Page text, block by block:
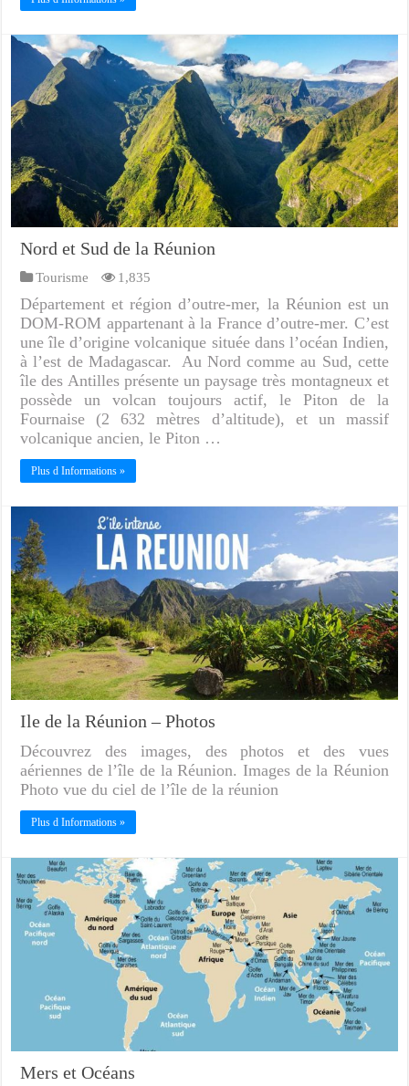
Nord et Sud de la Réunion
Tourisme 1,835
Département et région d’outre-mer, la Réunion est un
DOM-ROM appartenant à la France d’outre-mer. C’est
une île d’origine volcanique située dans l’océan Indien,
à l’est de Madagascar. Au Nord comme au Sud, cette
île des Antilles présente un paysage très montagneux et
possède un volcan toujours actif, le Piton de la
Fournaise (2 632 mètres d’altitude), et un massif
volcanique ancien, le Piton …
Plus d Informations »
Ile de la Réunion – Photos
Découvrez des images, des photos et des vues
aériennes de l’île de la Réunion. Images de la Réunion
Photo vue du ciel de l’île de la réunion
Plus d Informations »
Mers et Océans